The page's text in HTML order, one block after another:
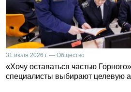
31 июля 2026 г. — Общество
«Хочу оставаться частью
специалисты выбирают целевую